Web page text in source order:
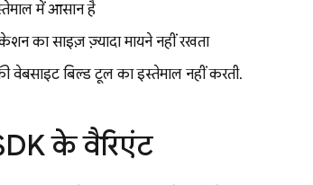
में आसान है
का साइज़ ज़्यादा मायने नहीं रखता
वेबसाइट बिल्ड टूल का इस्तेमाल नहीं करती.
के वैरिएंट